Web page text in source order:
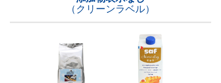
（クリーンラベル）